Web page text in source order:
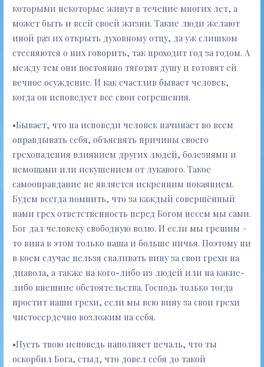
которыми некоторые живут в течение многих лет, а
может быть и всей своей жизни. Такие люди желают
иной раз их открыть духовному отцу, да уж слишком
стесняются о них говорить, так проходит год за годом. А
между тем они постоянно тяготят душу и готовят ей
вечное осуждение. И как счастлив бывает человек,
когда он исповедует все свои согрешения.
•Бывает, что на исповеди человек начинает во всем
оправдывать себя, объяснять причины своего
грехопадения влиянием других людей, болезнями и
немощами или искушением от лукавого. Такое
самооправдание не является искренним покаянием.
Будем всегда помнить, что за каждый совершённый
нами грех ответственность перед Богом несем мы сами.
Бог дал человеку свободную волю. И если мы грешим –
то вина в этом только наша и больше ничья. Поэтому ни
в коем случае нельзя сваливать вину за свои грехи на
диавола, а также на кого-либо из людей или на какие-
либо внешние обстоятельства. Господь только тогда
простит наши грехи, если мы всю вину за свои грехи
чистосердечно возложим на себя.
•Пусть твою исповедь наполняет печаль, что ты
оскорбил Бога, стыд, что довел себя до такой